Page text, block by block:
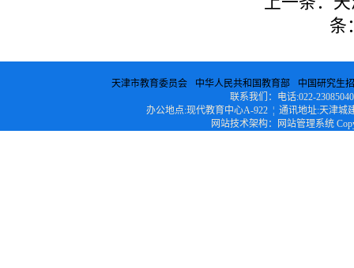
条
天津市教育委员会 中华人民共和国教育部
中国研究生
联系我们：电话:022-
办公地点:现代教育中心A-922 ¦ 通讯地址:天津城
网站技术架构：网站管理系统